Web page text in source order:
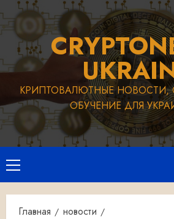
Перейти
к
содержимому
КРИПТОВАЛЮТНЫЕ
ОБУЧЕНИЕ ДЛЯ
Основное
меню
Главная
новости